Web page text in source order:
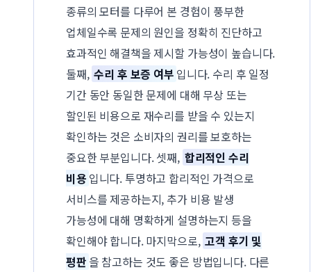
종류의 모터를 다루어 본 경험이 풍부한
업체일수록 문제의 원인을 정확히 진단하고
효과적인 해결책을 제시할 가능성이 높습니다.
둘째, 수리 후 보증 여부 입니다. 수리 후 일정
기간 동안 동일한 문제에 대해 무상 또는
할인된 비용으로 재수리를 받을 수 있는지
확인하는 것은 소비자의 권리를 보호하는
중요한 부분입니다. 셋째, 합리적인 수리
비용 입니다. 투명하고 합리적인 가격으로
서비스를 제공하는지, 추가 비용 발생
가능성에 대해 명확하게 설명하는지 등을
확인해야 합니다. 마지막으로, 고객 후기 및
평판 을 참고하는 것도 좋은 방법입니다. 다른